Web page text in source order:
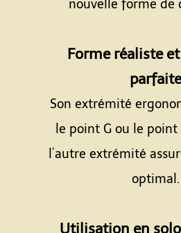
nouvelle forme de
Forme réaliste
parfaite
Son extrémité
le point G ou le point
l’autre extrémité
optimal.
Utilisation en